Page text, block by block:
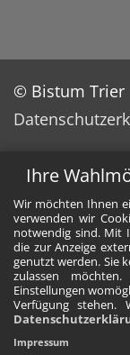
Ihre
Wir möchten Ihnen
verwenden wir
notwendig sind. Mit
die zur Anzeige
genutzt werden. Sie
zulassen
Einstellungen
Verfügung stehen.
Impressum
© Bistum Trier